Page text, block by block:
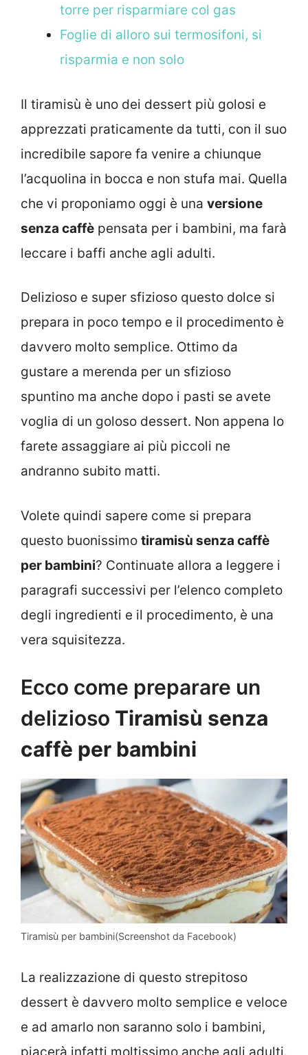
torre per risparmiare col gas
Foglie di alloro sui termosifoni, si
risparmia e non solo
Il tiramisù è uno dei dessert più golosi e
apprezzati praticamente da tutti, con il suo
incredibile sapore fa venire a chiunque
l’acquolina in bocca e non stufa mai. Quella
che vi proponiamo oggi è una versione
senza caffè pensata per i bambini, ma farà
leccare i baffi anche agli adulti.
Delizioso e super sfizioso questo dolce si
prepara in poco tempo e il procedimento è
davvero molto semplice. Ottimo da
gustare a merenda per un sfizioso
spuntino ma anche dopo i pasti se avete
voglia di un goloso dessert. Non appena lo
farete assaggiare ai più piccoli ne
andranno subito matti.
Volete quindi sapere come si prepara
questo buonissimo tiramisù senza caffè
per bambini? Continuate allora a leggere i
paragrafi successivi per l’elenco completo
degli ingredienti e il procedimento, è una
vera squisitezza.
Ecco come preparare un
delizioso Tiramisù senza
caffè per bambini
Tiramisù per bambini(Screenshot da Facebook)
La realizzazione di questo strepitoso
dessert è davvero molto semplice e veloce
e ad amarlo non saranno solo i bambini,
piacerà infatti moltissimo anche agli adulti.